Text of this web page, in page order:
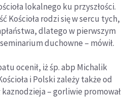
lokalnego ku przyszłości.
Kościoła rodzi się w sercu tych,
dlatego w pierwszym
duchowne – mówił.
ocenił, iż śp. abp Michalik
i Polski zależy także od
– gorliwie promował